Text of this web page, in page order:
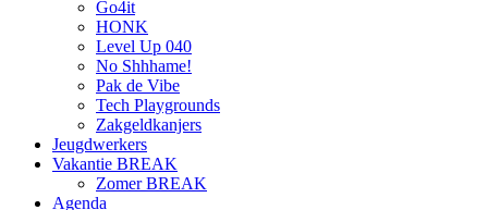
Go4it
HONK
Level Up 040
No Shhhame!
Pak de Vibe
Tech Playgrounds
Zakgeldkanjers
Jeugdwerkers
Vakantie BREAK
Zomer BREAK
Agenda